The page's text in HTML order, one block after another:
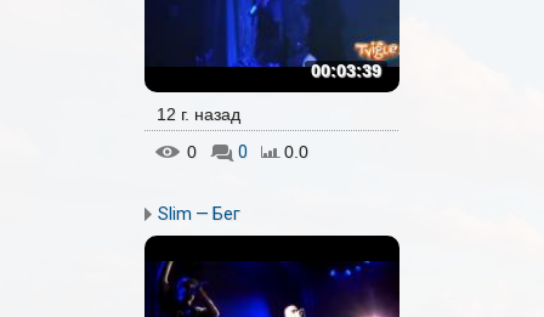
00:03:39
12 г. назад
0
0 0.0
Slim — Бег